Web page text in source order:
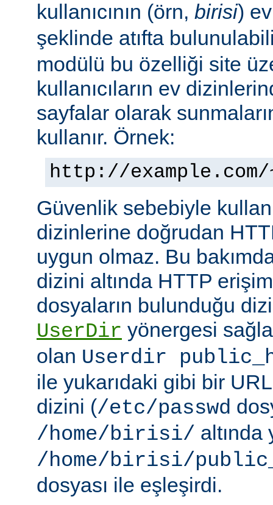
kullanıcının (örn, birisi)
şeklinde atıfta
modülü bu özelliği site
kullanıcıların ev
sayfalar olarak
kullanır. Örnek:
http://
Güvenlik sebebiyle
dizinlerine doğrudan
uygun olmaz. Bu
dizini altında HTTP
dosyaların bulunduğu
UserDir yönergesi
olan Userdir
ile yukarıdaki gibi bir URL
dizini (/etc/passwd
/home/birisi/ altında
/home/birisi/
dosyası ile eşleşirdi.